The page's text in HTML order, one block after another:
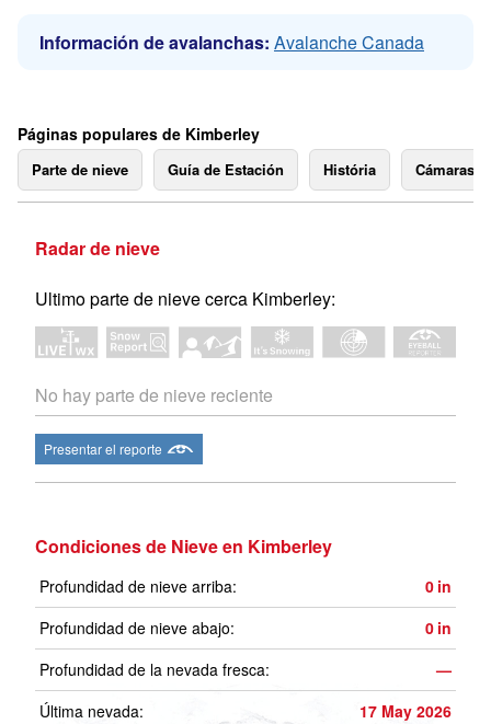
Información de avalanchas: Avalanche Canada
Páginas populares de Kimberley
Parte de nieve Guía de Estación História Cámaras
Radar de nieve
Ultimo parte de nieve cerca Kimberley:
No hay parte de nieve reciente
Presentar el reporte
Condiciones de Nieve en Kimberley
Profundidad de nieve arriba: 0 in
Profundidad de nieve abajo:
0 in
Profundidad de la nevada fresca:
—
Última nevada:
17 May 2026